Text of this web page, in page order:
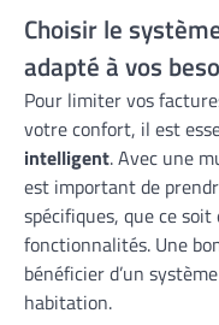
Choisir le
adapté à vos
Pour limiter vos
votre confort, il est
intelligent. Avec une
est important de
spécifiques, que ce
fonctionnalités. Une
bénéficier d’un
habitation.